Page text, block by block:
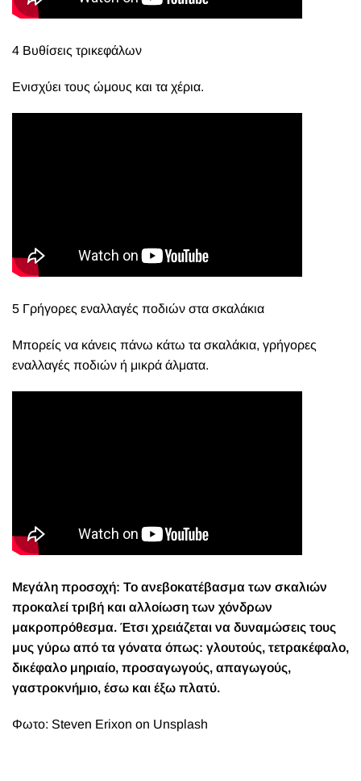
4 Βυθίσεις τρικεφάλων
Ενισχύει τους ώμους και τα χέρια.
5 Γρήγορες εναλλαγές ποδιών στα σκαλάκια
Μπορείς να κάνεις πάνω κάτω τα σκαλάκια, γρήγορες
εναλλαγές ποδιών ή μικρά άλματα.
Μεγάλη προσοχή: Το ανεβοκατέβασμα των σκαλιών
προκαλεί τριβή και αλλοίωση των χόνδρων
μακροπρόθεσμα. Έτσι χρειάζεται να δυναμώσεις τους
μυς γύρω από τα γόνατα όπως: γλουτούς, τετρακέφαλο,
δικέφαλο μηριαίο, προσαγωγούς, απαγωγούς,
γαστροκνήμιο, έσω και έξω πλατύ.
Φωτο: Steven Erixon on Unsplash